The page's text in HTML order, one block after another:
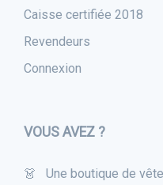
Caisse certifiée 2018
Revendeurs
Connexion
VOUS AVEZ ?
👗 Une boutique de